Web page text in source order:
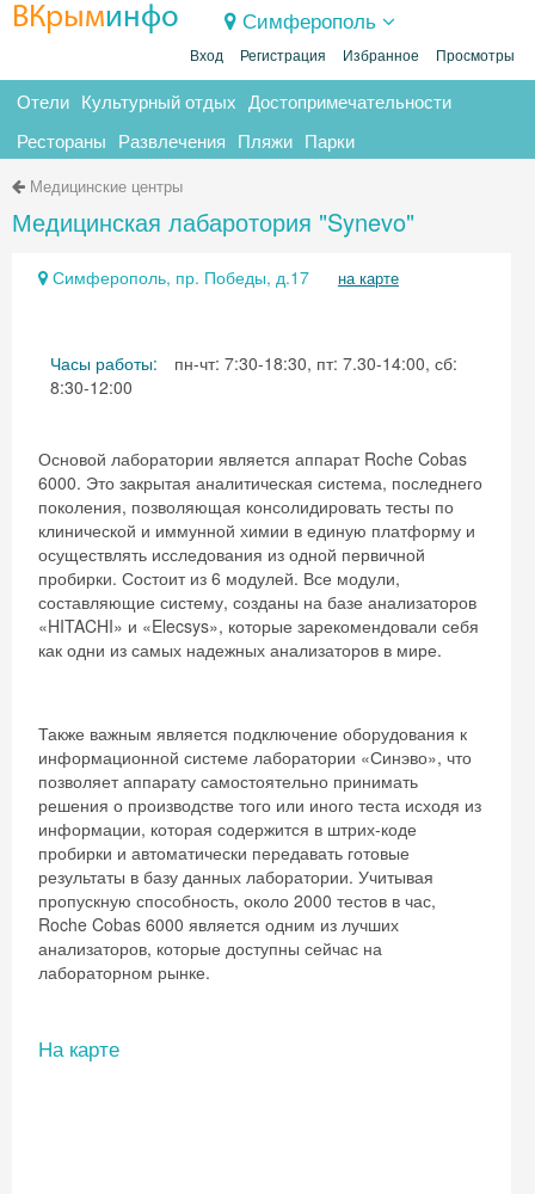
ВКрыминфо Симферополь
Вход Регистрация Избранное Просмотры
Отели Культурный отдых Достопримечательности
Рестораны Развлечения Пляжи Парки
Медицинские центры
Медицинская лабаротория "Synevo"
Симферополь, пр. Победы, д.17 на карте
Часы работы:
пн-чт: 7:30-18:30, пт: 7.30-14:00, сб:
8:30-12:00
Основой лаборатории является аппарат Roche Cobas
6000. Это закрытая аналитическая система, последнего
поколения, позволяющая консолидировать тесты по
клинической и иммунной химии в единую платформу и
осуществлять исследования из одной первичной
пробирки. Состоит из 6 модулей. Все модули,
составляющие систему, созданы на базе анализаторов
«HITACHI» и «Elecsys», которые зарекомендовали себя
как одни из самых надежных анализаторов в мире.
Также важным является подключение оборудования к
информационной системе лаборатории «Синэво», что
позволяет аппарату самостоятельно принимать
решения о производстве того или иного теста исходя из
информации, которая содержится в штрих-коде
пробирки и автоматически передавать готовые
результаты в базу данных лаборатории. Учитывая
пропускную способность, около 2000 тестов в час,
Roche Cobas 6000 является одним из лучших
анализаторов, которые доступны сейчас на
лабораторном рынке.
На карте